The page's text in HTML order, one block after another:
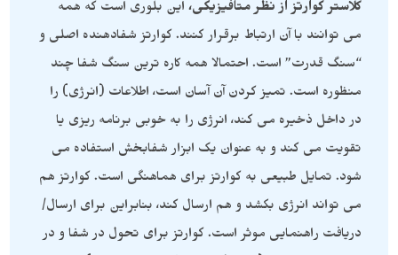
کلاستر کوارتز از نظر متافیزیکی، این بلوری است که همه
می توانند با آن ارتباط برقرار کنند. کوارتز شفادهنده اصلی و
“سنگ قدرت” است. احتمالا همه کاره ترین سنگ شفا چند
منظوره است. تمیز کردن آن آسان است، اطلاعات (انرژی) را
در داخل ذخیره می کند، انرژی را به خوبی برنامه ریزی یا
تقویت می کند و به عنوان یک ابزار شفابخش استفاده می
شود. تمایل طبیعی به کوارتز برای هماهنگی است. کوارتز هم
می تواند انرژی بکشد و هم ارسال کند، بنابراین برای ارسال/
دریافت راهنمایی موثر است. کوارتز برای تحول در شفا و در